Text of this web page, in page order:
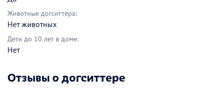
Животные догситтера:
Нет животных
Дети до 10 лет в доме:
Нет
Отзывы о догситтере